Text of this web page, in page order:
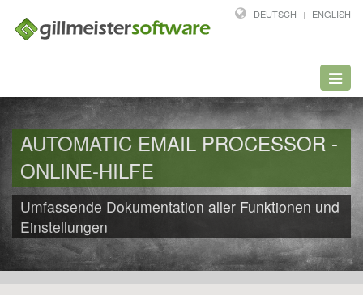
DEUTSCH ENGLISH
AUTOMATIC EMAIL PROCESSOR -
ONLINE-HILFE
Umfassende Dokumentation aller Funktionen und
Einstellungen